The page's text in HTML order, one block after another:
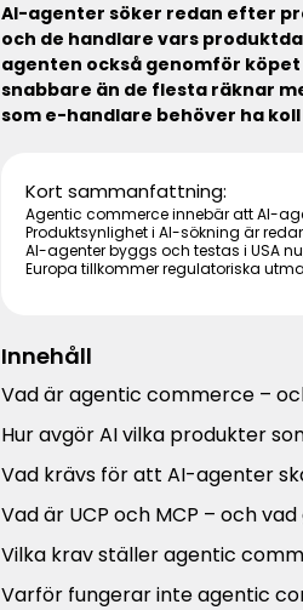
AI-agenter söker redan efter
och de handlare vars
agenten också genomför
snabbare än de flesta räknar
som e-handlare behöver ha koll
Kort sammanfattning:
Agentic commerce innebär att AI-
Produktsynlighet i AI-sökning är
AI-agenter byggs och testas i USA
Europa tillkommer regulatoriska
Innehåll
Vad är agentic commerce –
Hur avgör AI vilka produkter
Vad krävs för att AI-agenter
Vad är UCP och MCP – och
Vilka krav ställer agentic
Varför fungerar inte agentic